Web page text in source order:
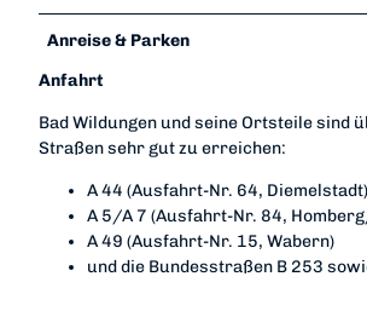
Anreise & Parken
Anfahrt
Bad Wildungen und seine Ortsteile sind
Straßen sehr gut zu erreichen:
A 44 (Ausfahrt-Nr. 64, Diemelstadt)
A 5/A 7 (Ausfahrt-Nr. 84,
A 49 (Ausfahrt-Nr. 15, Wabern)
und die Bundesstraßen B 253